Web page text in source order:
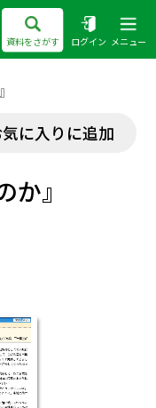
資料をさがす ログイン メニュー
に入りに追加
か』